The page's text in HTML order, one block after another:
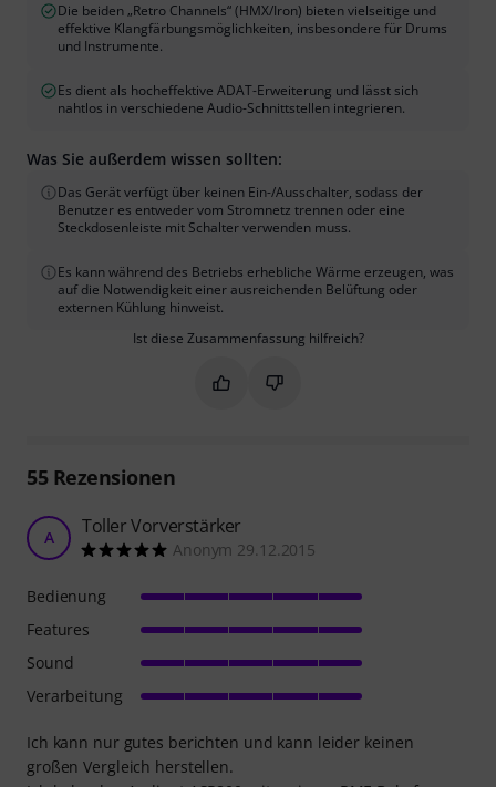
Die beiden „Retro Channels“ (HMX/Iron) bieten vielseitige und
effektive Klangfärbungsmöglichkeiten, insbesondere für Drums
und Instrumente.
Es dient als hocheffektive ADAT-Erweiterung und lässt sich
nahtlos in verschiedene Audio-Schnittstellen integrieren.
Was Sie außerdem wissen sollten:
Das Gerät verfügt über keinen Ein-/Ausschalter, sodass der
Benutzer es entweder vom Stromnetz trennen oder eine
Steckdosenleiste mit Schalter verwenden muss.
Es kann während des Betriebs erhebliche Wärme erzeugen, was
auf die Notwendigkeit einer ausreichenden Belüftung oder
externen Kühlung hinweist.
Ist diese Zusammenfassung hilfreich?
Markieren Sie diese
Markieren Sie diese
55Rezensionen
A Toller Vorverstärker
Anonym 29.12.2015
Ich kann nur gutes berichten und kann leider keinen
großen Vergleich herstellen.
Bedienung
Features
Sound
Verarbeitung